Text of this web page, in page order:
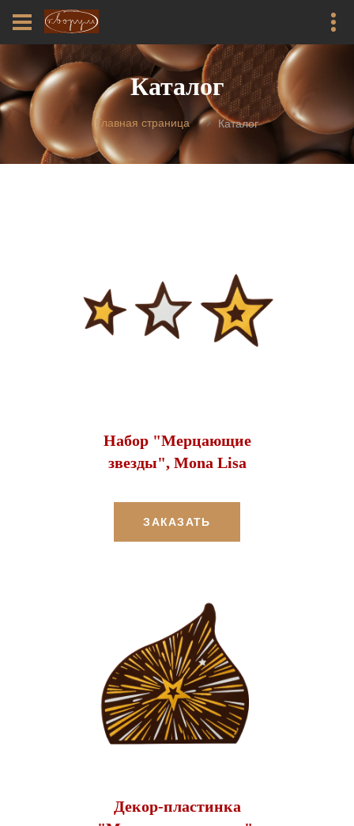
Каталог
Главная страница Каталог
Набор "Мерцающие
звезды", Mona Lisa
ЗАКАЗАТЬ
Декор-пластинка